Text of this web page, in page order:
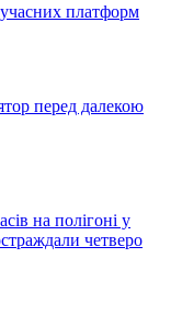
платформ
перед далекою
на полігоні у
четверо